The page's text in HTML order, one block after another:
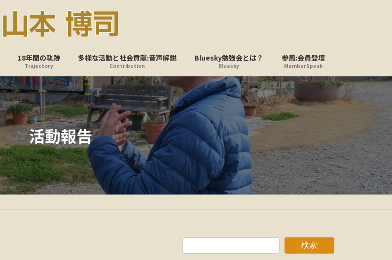
18年間の軌跡
Trajectory
多様な活動と社会貢献:音声解説
Contribution
Bluesky勉強会とは？
Bluesky
参風:会員登壇
MemberSpeak
活動報告
検索